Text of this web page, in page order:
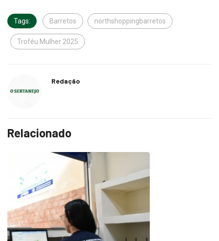
Tags: Barretos northshoppingbarretos
Troféu Mulher 2025
Redação
Relacionado